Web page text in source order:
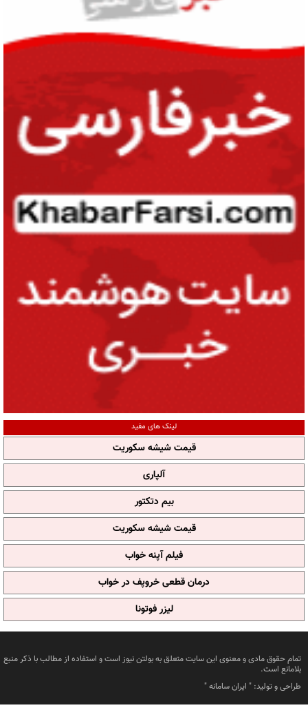
لینک های مفید
قیمت شیشه سکوریت
آلپاری
بیم دتکتور
قیمت شیشه سکوریت
فیلم آپنه خواب
درمان قطعی خروپف در خواب
لیزر فوتونا
تمام حقوق مادی و معنوی این سایت متعلق به بولتن نیوز است و استفاده از مطالب با ذکر منبع
بلامانع است.
طراحی و تولید: " ایران سامانه"